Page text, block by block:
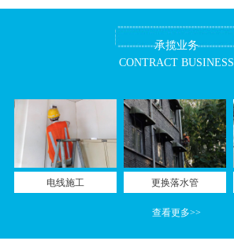
承揽业务
CONTRACT BUSINESS
电线施工 更换落水管
查看更多>>